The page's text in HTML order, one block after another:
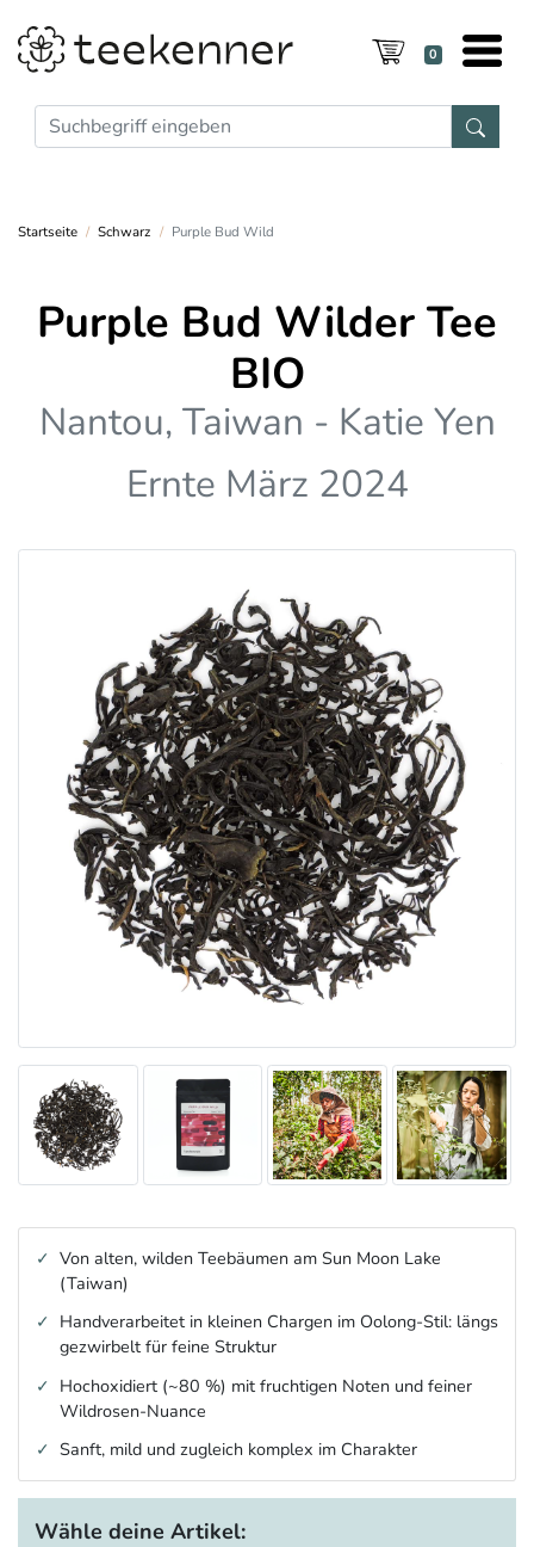
0
Startseite Schwarz Purple Bud Wild
Purple Bud Wilder Tee
BIO
Nantou, Taiwan - Katie Yen
Ernte März 2024
Von alten, wilden Teebäumen am Sun Moon Lake
(Taiwan)
Handverarbeitet in kleinen Chargen im Oolong-Stil: längs
gezwirbelt für feine Struktur
Hochoxidiert (~80 %) mit fruchtigen Noten und feiner
Wildrosen-Nuance
Sanft, mild und zugleich komplex im Charakter
Wähle deine Artikel: